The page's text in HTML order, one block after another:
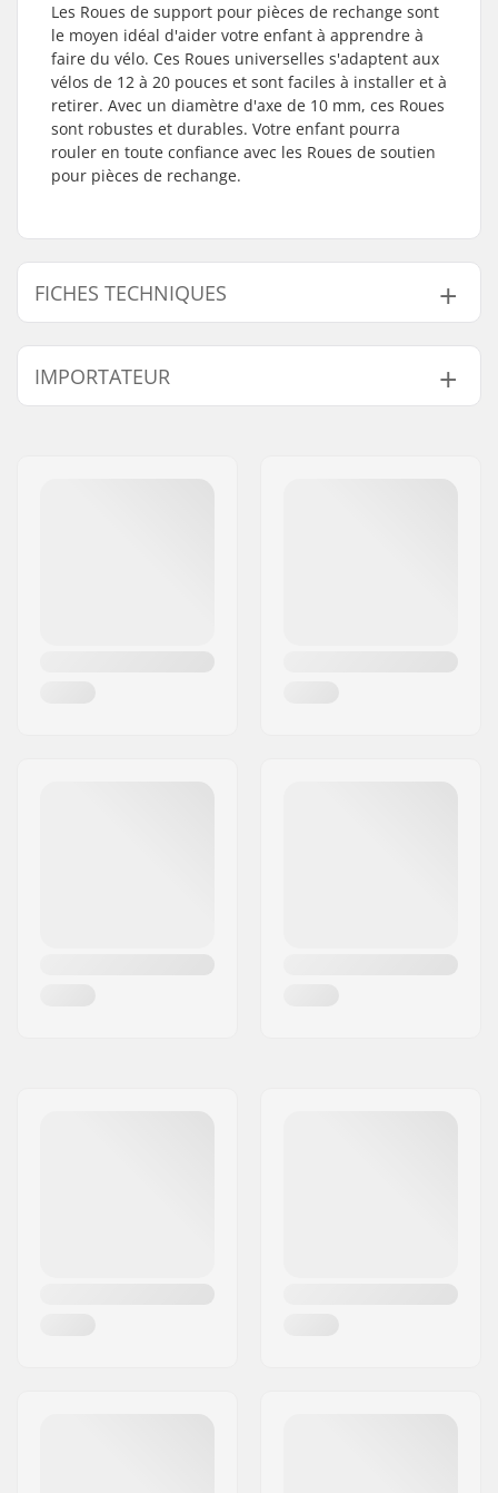
Les Roues de support pour pièces de rechange sont
le moyen idéal d'aider votre enfant à apprendre à
faire du vélo. Ces Roues universelles s'adaptent aux
vélos de 12 à 20 pouces et sont faciles à installer et à
retirer. Avec un diamètre d'axe de 10 mm, ces Roues
sont robustes et durables. Votre enfant pourra
rouler en toute confiance avec les Roues de soutien
pour pièces de rechange.
FICHES TECHNIQUES
Diamètre de la roue:
12", 14", 16", 18", 20"
Diamètre d'axe:
IMPORTATEUR